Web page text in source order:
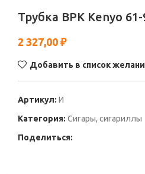
Трубка BPK Kenyo
2 327,00 ₽
Добавить в список
Артикул: И
Категория: Сигары, сигариллы
Поделиться: